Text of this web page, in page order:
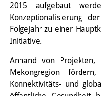
Miscellanea
Podcasts
Frühere
Bibliothek
2015 aufgebaut
Konzeptionalisierung
Folgejahr zu einer
Initiative.
Anhand von
Mekongregion
Konnektivitäts- und